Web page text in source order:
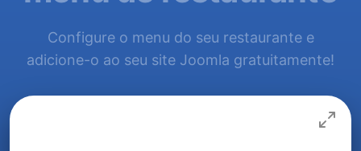
Configure o menu do seu restaurante e
adicione-o ao seu site Joomla gratuitamente!